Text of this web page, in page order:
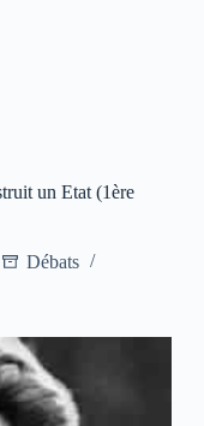
un Etat (1ère
Débats